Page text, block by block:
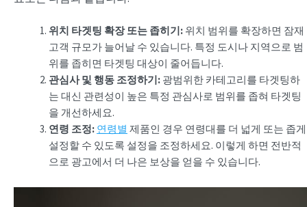
위치 타겟팅 확장 또는 좁히기: 위치 범위를 확장하면 잠재
고객 규모가 늘어날 수 있습니다. 특정 도시나 지역으로 범
위를 좁히면 타겟팅 대상이 줄어듭니다.
관심사 및 행동 조정하기: 광범위한 카테고리를 타겟팅하
는 대신 관련성이 높은 특정 관심사로 범위를 좁혀 타겟팅
을 개선하세요.
연령 조정: 연령별 제품인 경우 연령대를 더 넓게 또는 좁게
설정할 수 있도록 설정을 조정하세요. 이렇게 하면 전반적
으로 광고에서 더 나은 보상을 얻을 수 있습니다.